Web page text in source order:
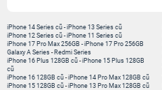
iPhone 14 Series cũ -iPhone 13 Series cũ
iPhone 12 Series cũ -iPhone 11 Series cũ
iPhone 17 Pro Max 256GB -iPhone 17 Pro 256GB
Galaxy A Series - Redmi Series
iPhone 16 Plus 128GB cũ -iPhone 15 Plus 128GB
cũ
iPhone 16 128GB cũ -iPhone 14 Pro Max 128GB cũ
iPhone 15 128GB cũ -iPhone 13 Pro Max 128GB cũ